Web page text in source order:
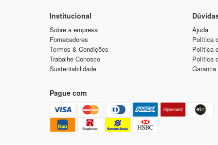
Institucional
Sobre a empresa
Fornecedores
Termos & Condições
Trabalhe Conosco
Sustentabilidade
Ajuda
Política
Política
Política
Garantia
Pague com